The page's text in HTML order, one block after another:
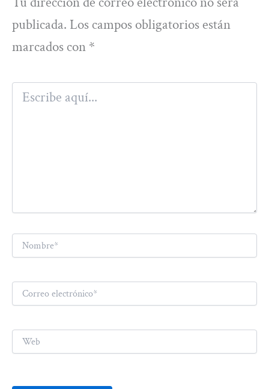
publicada. Los campos obligatorios están
marcados con *
Escribe
aquí...
Correo
electrónico*
Web